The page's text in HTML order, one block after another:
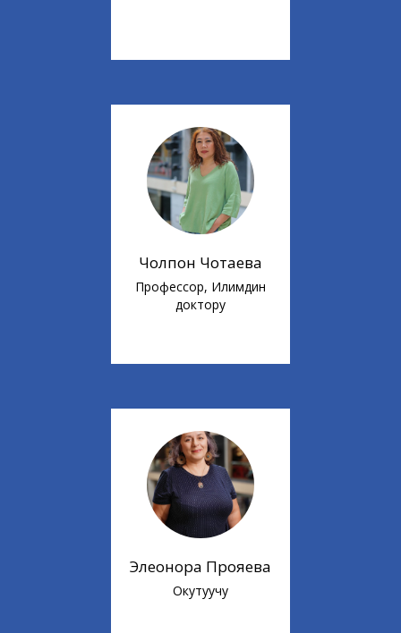
Чолпон Чотаева
Профессор, Илимдин
доктору
Элеонора Прояева
Окутуучу